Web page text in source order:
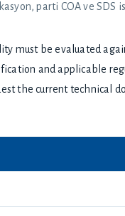
parti COA ve SDS
must be evaluated
and applicable
the current technical